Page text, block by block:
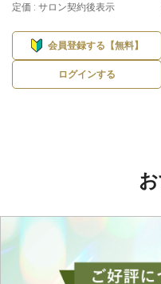
定価 : サロン契約後表示
会員登録する【無料】
ログインする